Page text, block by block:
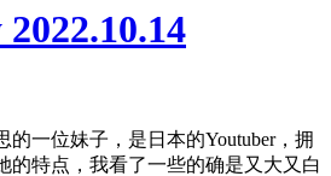
的一位妹子，是日本的Youtuber，拥
的特点，我看了一些的确是又大又白